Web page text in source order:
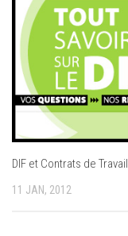
DIF et Contrats de Travail
11 JAN, 2012